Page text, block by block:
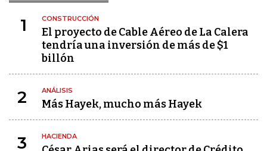
1 CONSTRUCCIÓN
El proyecto de Cable Aéreo de La Calera
tendría una inversión de más de $1
billón
2 ANÁLISIS
Más Hayek, mucho más Hayek
3 HACIENDA